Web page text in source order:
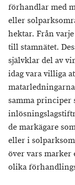
förhandlar med
eller
hektar. Från
till stamnätet.
självklar del av
idag vara villiga
samma principer
de markägare
eller i
över vars marker
olika